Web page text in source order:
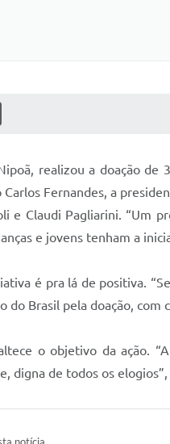
MÍDIAS
realizou a doação
Fernandes, a
e Claudi Pagliarini. “Um
e jovens tenham a
é pra lá de positiva.
do Brasil pela doação, com
o objetivo da ação.
digna de todos os